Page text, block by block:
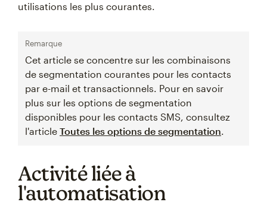
utilisations les plus courantes.
Remarque
Cet article se concentre sur les combinaisons
de segmentation courantes pour les contacts
par e-mail et transactionnels. Pour en savoir
plus sur les options de segmentation
disponibles pour les contacts SMS, consultez
l'article Toutes les options de segmentation.
Activité liée à
l'automatisation